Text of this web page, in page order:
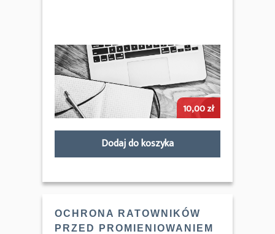
10,00zł
Dodaj do koszyka
OCHRONA RATOWNIKÓW
PRZED PROMIENIOWANIEM